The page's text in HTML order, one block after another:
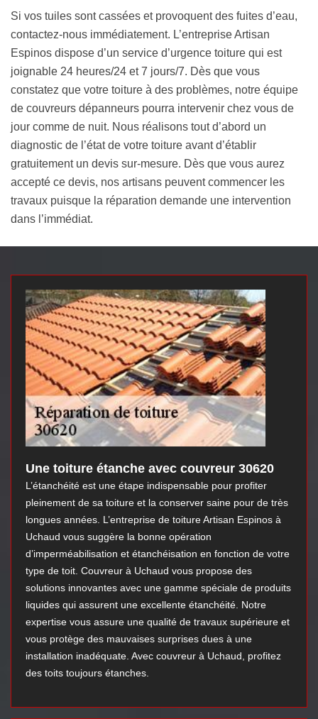
Si vos tuiles sont cassées et provoquent des fuites d’eau,
contactez-nous immédiatement. L’entreprise Artisan
Espinos dispose d’un service d’urgence toiture qui est
joignable 24 heures/24 et 7 jours/7. Dès que vous
constatez que votre toiture à des problèmes, notre équipe
de couvreurs dépanneurs pourra intervenir chez vous de
jour comme de nuit. Nous réalisons tout d’abord un
diagnostic de l’état de votre toiture avant d’établir
gratuitement un devis sur-mesure. Dès que vous aurez
accepté ce devis, nos artisans peuvent commencer les
travaux puisque la réparation demande une intervention
dans l’immédiat.
Une toiture étanche avec couvreur 30620
L’étanchéité est une étape indispensable pour profiter
pleinement de sa toiture et la conserver saine pour de très
longues années. L’entreprise de toiture Artisan Espinos à
Uchaud vous suggère la bonne opération
d’imperméabilisation et étanchéisation en fonction de votre
type de toit. Couvreur à Uchaud vous propose des
solutions innovantes avec une gamme spéciale de produits
liquides qui assurent une excellente étanchéité. Notre
expertise vous assure une qualité de travaux supérieure et
vous protège des mauvaises surprises dues à une
installation inadéquate. Avec couvreur à Uchaud, profitez
des toits toujours étanches.